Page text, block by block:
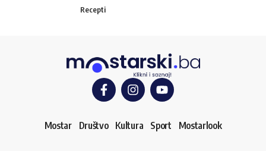
Recepti
Mostar Društvo Kultura Sport Mostarlook